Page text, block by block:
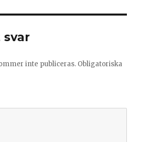
svar
inte publiceras. Obligatoriska